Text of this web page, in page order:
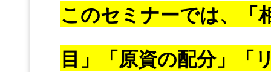
このセミナーでは、「
目」「原資の配分」「